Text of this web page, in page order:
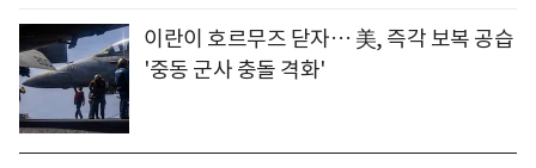
이란이 호르무즈 닫자… 美, 즉각 보복 공습
'중동 군사 충돌 격화'